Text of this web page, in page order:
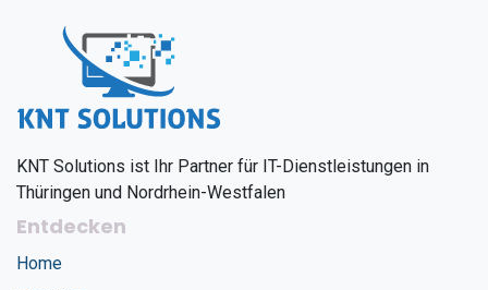
KNT Solutions ist Ihr Partner für IT-Dienstleistungen in
Thüringen und Nordrhein-Westfalen
Entdecken
Home